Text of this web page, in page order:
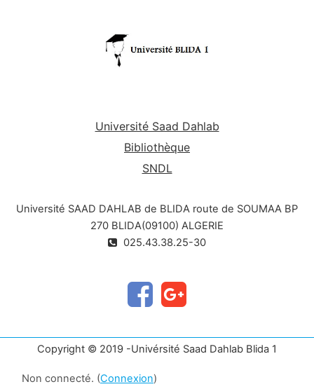
Université Saad Dahlab
Bibliothèque
SNDL
Université SAAD DAHLAB de BLIDA route de SOUMAA BP
270 BLIDA(09100) ALGERIE
025.43.38.25-30
Copyright © 2019 -Univérsité Saad Dahlab Blida 1
Non connecté. (Connexion)